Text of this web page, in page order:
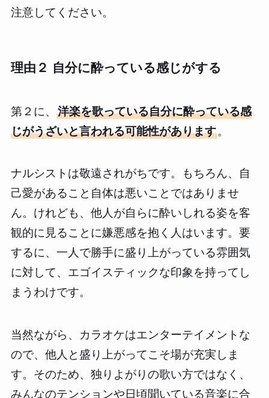
注意してください。
理由２ 自分に酔っている感じがする
第２に、 洋楽を歌っている自分に酔っている感
じがうざいと言われる可能性があります。
ナルシストは敬遠されがちです。もちろん、自
己愛があること自体は悪いことではありませ
ん。けれども、他人が自らに酔いしれる姿を客
観的に見ることに嫌悪感を抱く人はいます。要
するに、一人で勝手に盛り上がっている雰囲気
に対して、エゴイスティックな印象を持ってし
まうわけです。
当然ながら、カラオケはエンターテイメントな
ので、他人と盛り上がってこそ場が充実しま
す。そのため、独りよがりの歌い方ではなく、
みんなのテンションや日頃聞いている音楽に合